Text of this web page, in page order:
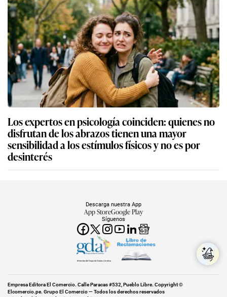
Los expertos en psicología coinciden: quienes no
disfrutan de los abrazos tienen una mayor
sensibilidad a los estímulos físicos y no es por
desinterés
Síguenos
Descarga nuestra App
App StoreGoogle Play
Miembro del Grupo de Diarios América
Empresa Editora El Comercio. Calle Paracas #532, Pueblo Libre. Copyright ©
Elcomercio.pe. Grupo El Comercio — Todos los derechos reservados